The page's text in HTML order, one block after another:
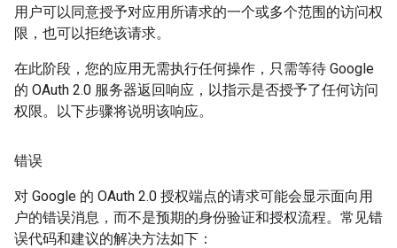
用户可以同意授予对应用所请求的一个或多个范围的访问权
限，也可以拒绝该请求。
在此阶段，您的应用无需执行任何操作，只需等待 Google
的 OAuth 2.0 服务器返回响应，以指示是否授予了任何访问
权限。以下步骤将说明该响应。
错误
对 Google 的 OAuth 2.0 授权端点的请求可能会显示面向用
户的错误消息，而不是预期的身份验证和授权流程。常见错
误代码和建议的解决方法如下：